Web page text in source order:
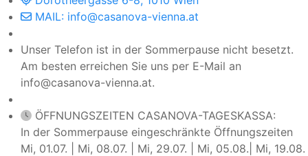
MAIL: info@casanova-vienna.at
Unser Telefon ist in der Sommerpause nicht besetzt.
Am besten erreichen Sie uns per E-Mail an
info@casanova-vienna.at.
ÖFFNUNGSZEITEN CASANOVA-TAGESKASSA:
In der Sommerpause eingeschränkte Öffnungszeiten
Mi, 01.07. | Mi, 08.07. | Mi, 29.07. | Mi, 05.08.| Mi, 19.08.